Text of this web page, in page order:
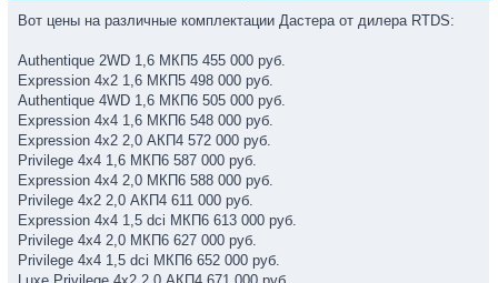
Вот цены на различные комплектации Дастера от дилера RTDS:
Authentique 2WD 1,6 МКП5 455 000 руб.
Expression 4х2 1,6 МКП5 498 000 руб.
Authentique 4WD 1,6 МКП6 505 000 руб.
Expression 4х4 1,6 МКП6 548 000 руб.
Expression 4х2 2,0 AКП4 572 000 руб.
Privilege 4х4 1,6 МКП6 587 000 руб.
Expression 4х4 2,0 МКП6 588 000 руб.
Privilege 4х2 2,0 AКП4 611 000 руб.
Expression 4х4 1,5 dci МКП6 613 000 руб.
Privilege 4х4 2,0 МКП6 627 000 руб.
Privilege 4х4 1,5 dci МКП6 652 000 руб.